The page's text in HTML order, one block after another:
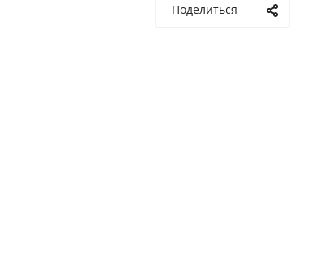
Поделиться